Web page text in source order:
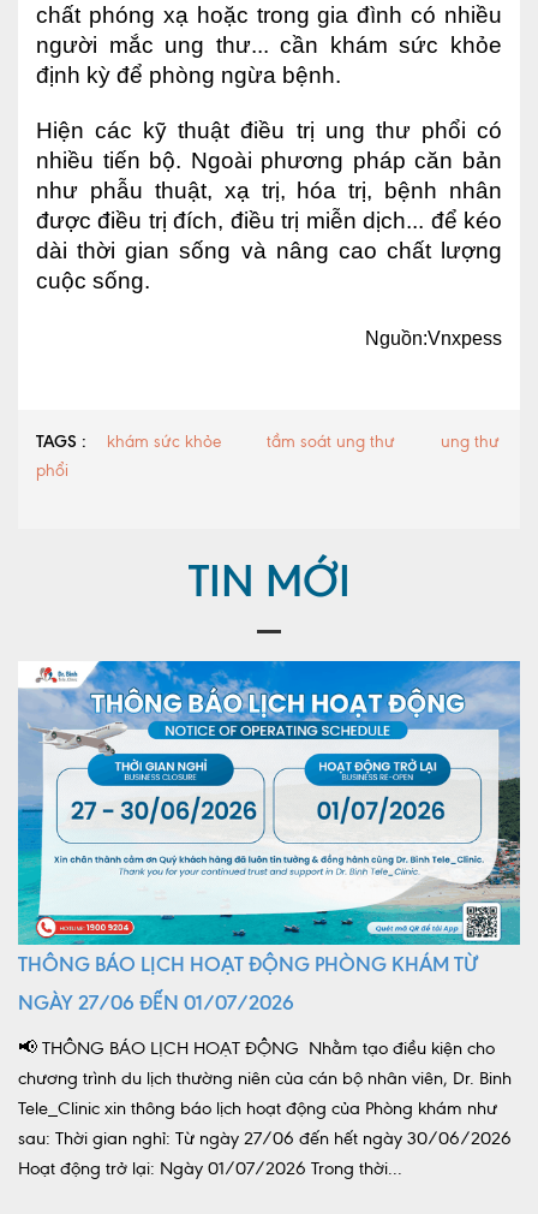
chất phóng xạ hoặc trong gia đình có nhiều
người mắc ung thư... cần khám sức khỏe
định kỳ để phòng ngừa bệnh.
Hiện các kỹ thuật điều trị ung thư phổi có
nhiều tiến bộ. Ngoài phương pháp căn bản
như phẫu thuật, xạ trị, hóa trị, bệnh nhân
được điều trị đích, điều trị miễn dịch... để kéo
dài thời gian sống và nâng cao chất lượng
cuộc sống.
Nguồn:Vnxpess
TAGS : khám sức khỏe tầm soát ung thư
ung thư
phổi
TIN MỚI
THÔNG BÁO LỊCH HOẠT ĐỘNG PHÒNG KHÁM TỪ
NGÀY 27/06 ĐẾN 01/07/2026
📢 THÔNG BÁO LỊCH HOẠT ĐỘNG Nhằm tạo điều kiện cho
chương trình du lịch thường niên của cán bộ nhân viên, Dr. Binh
Tele_Clinic xin thông báo lịch hoạt động của Phòng khám như
sau: Thời gian nghỉ: Từ ngày 27/06 đến hết ngày 30/06/2026
Hoạt động trở lại: Ngày 01/07/2026 Trong thời...